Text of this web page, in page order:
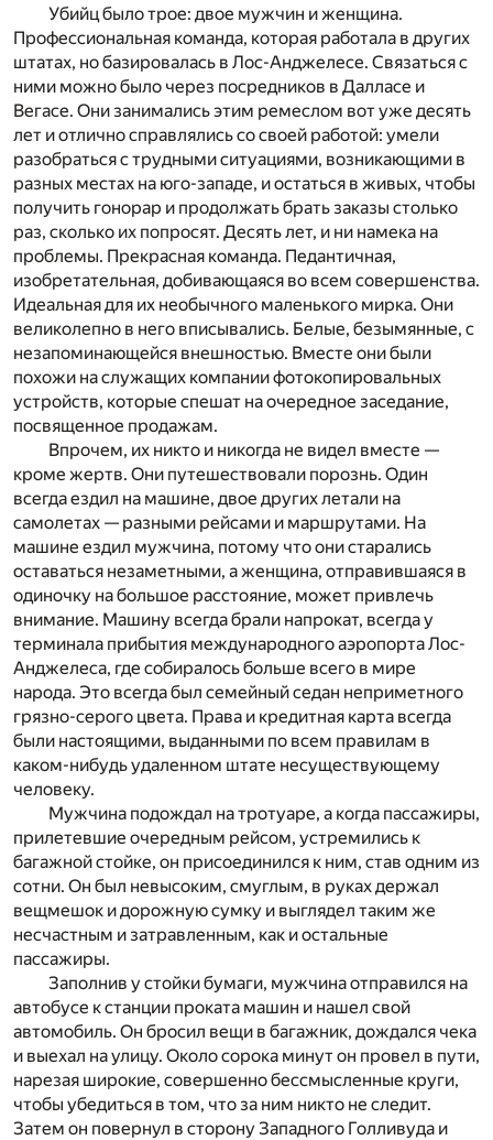
Убийц было трое: двое мужчин и женщина.
Профессиональная команда, которая работала в других
штатах, но базировалась в Лос-Анджелесе. Связаться с
ними можно было через посредников в Далласе и
Вегасе. Они занимались этим ремеслом вот уже десять
лет и отлично справлялись со своей работой: умели
разобраться с трудными ситуациями, возникающими в
разных местах на юго-западе, и остаться в живых, чтобы
получить гонорар и продолжать брать заказы столько
раз, сколько их попросят. Десять лет, и ни намека на
проблемы. Прекрасная команда. Педантичная,
изобретательная, добивающаяся во всем совершенства.
Идеальная для их необычного маленького мирка. Они
великолепно в него вписывались. Белые, безымянные, с
незапоминающейся внешностью. Вместе они были
похожи на служащих компании фотокопировальных
устройств, которые спешат на очередное заседание,
посвященное продажам.
Впрочем, их никто и никогда не видел вместе —
кроме жертв. Они путешествовали порознь. Один
всегда ездил на машине, двое других летали на
самолетах — разными рейсами и маршрутами. На
машине ездил мужчина, потому что они старались
оставаться незаметными, а женщина, отправившаяся в
одиночку на большое расстояние, может привлечь
внимание. Машину всегда брали напрокат, всегда у
терминала прибытия международного аэропорта Лос-
Анджелеса, где собиралось больше всего в мире
народа. Это всегда был семейный седан неприметного
грязно-серого цвета. Права и кредитная карта всегда
были настоящими, выданными по всем правилам в
каком-нибудь удаленном штате несуществующему
человеку.
Мужчина подождал на тротуаре, а когда пассажиры,
прилетевшие очередным рейсом, устремились к
багажной стойке, он присоединился к ним, став одним из
сотни. Он был невысоким, смуглым, в руках держал
вещмешок и дорожную сумку и выглядел таким же
несчастным и затравленным, как и остальные
пассажиры.
Заполнив у стойки бумаги, мужчина отправился на
автобусе к станции проката машин и нашел свой
автомобиль. Он бросил вещи в багажник, дождался чека
и выехал на улицу. Около сорока минут он провел в пути,
нарезая широкие, совершенно бессмысленные круги,
чтобы убедиться в том, что за ним никто не следит.
Затем он повернул в сторону Западного Голливуда и